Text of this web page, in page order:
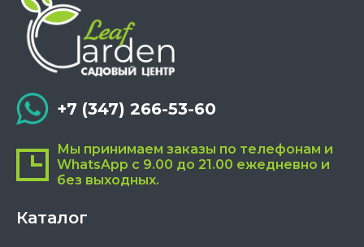
+7 (347) 266-53-60
Мы принимаем заказы по телефонам и
WhatsApp с 9.00 до 21.00 ежедневно и
без выходных.
Каталог